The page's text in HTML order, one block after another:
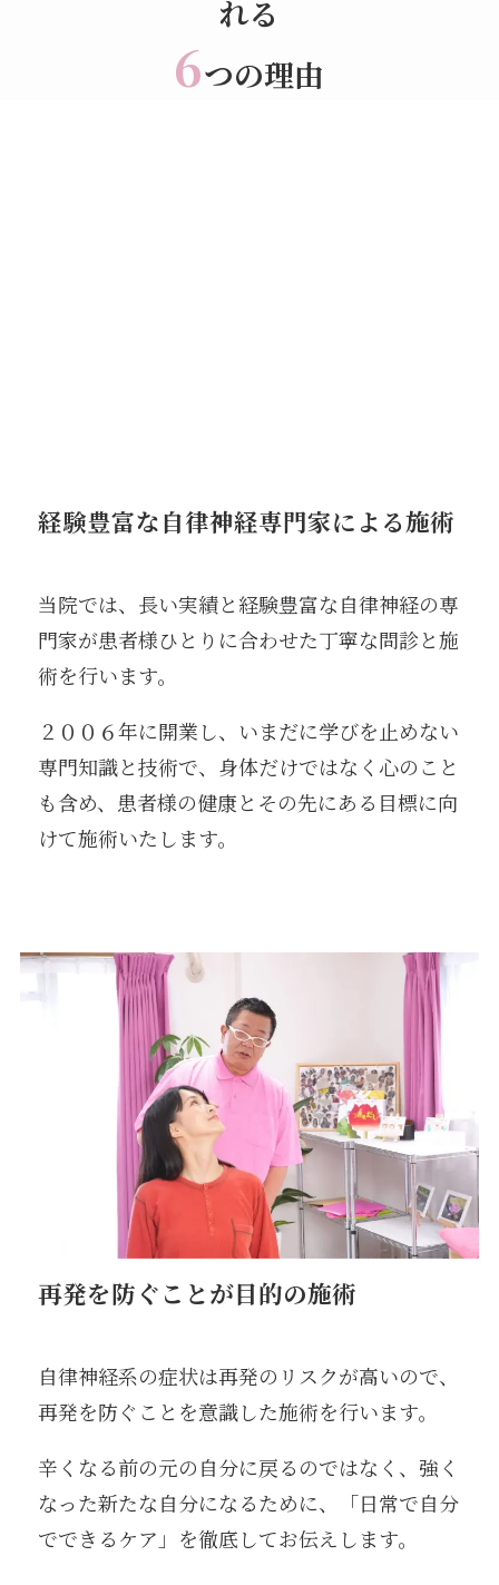
れる
6つの理由
経験豊富な自律神経専門家による施術
当院では、長い実績と経験豊富な自律神経の専
門家が患者様ひとりに合わせた丁寧な問診と施
術を行います。
２００６年に開業し、いまだに学びを止めない
専門知識と技術で、身体だけではなく心のこと
も含め、患者様の健康とその先にある目標に向
けて施術いたします。
再発を防ぐことが目的の施術
自律神経系の症状は再発のリスクが高いので、
再発を防ぐことを意識した施術を行います。
辛くなる前の元の自分に戻るのではなく、強く
なった新たな自分になるために、「日常で自分
でできるケア」を徹底してお伝えします。